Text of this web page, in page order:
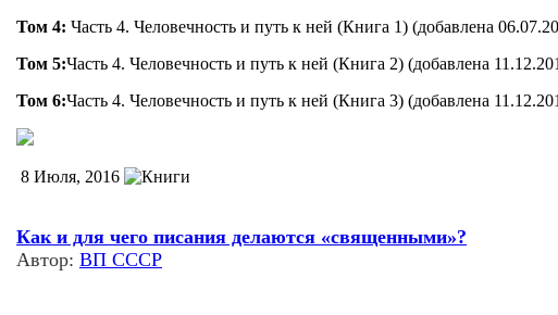
Том 4: Часть 4. Человечность и путь к ней (Книга 1) (добавлена
Том 5:Часть 4. Человечность и путь к ней (Книга 2) (добавлена
Том 6:Часть 4. Человечность и путь к ней (Книга 3) (добавлена
8 Июля, 2016
Как и для чего писания делаются «священными»?
Автор: ВП СССР